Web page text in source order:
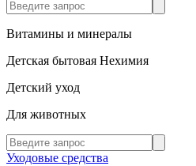
Витамины и минералы
Детская бытовая Нехимия
Детский уход
Для животных
Уходовые средства